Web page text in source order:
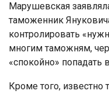
Марушевская
таможенник
контролировать
многим таможням,
«спокойно» попадать
Кроме того, известно